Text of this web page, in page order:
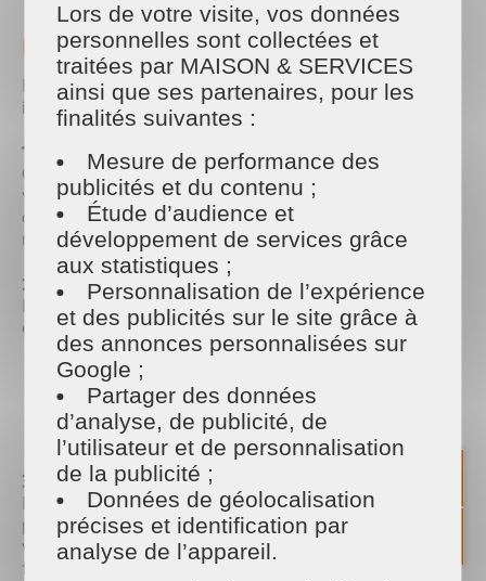
🧹 Les étapes clés d’un ménage de
printemps réussi
Pour être efficace sans vous décourager, il est
important de suivre une méthode simple.
1. Désencombrer votre logement
Commencez par faire le tri dans vos affaires :
vêtements, objets inutilisés, papiers… Moins vous
avez d’encombrement, plus le nettoyage sera
rapide et efficace.
2. Nettoyer en profondeur
Le ménage de printemps va plus loin qu’un
entretien classique. Pensez à :
dépoussiérer les meubles et les surfaces en
hauteur
nettoyer les sols et les plinthes
désinfecter les pièces d’eau et la cuisine
3. Rafraîchir les textiles
Rideaux, tapis, coussins et plaids accumulent la
poussière. Un nettoyage permet d’assainir l’air de
votre intérieur et d’apporter une sensation de
fraîcheur.
Lors de votre visite, vos données
personnelles sont collectées et
traitées par MAISON & SERVICES
ainsi que ses partenaires, pour les
finalités suivantes :
Mesure de performance des
publicités et du contenu ;
Étude d’audience et
développement de services grâce
aux statistiques ;
Personnalisation de l’expérience
et des publicités sur le site grâce à
des annonces personnalisées sur
Google ;
Partager des données
d’analyse, de publicité, de
l’utilisateur et de personnalisation
de la publicité ;
Données de géolocalisation
précises et identification par
analyse de l’appareil.